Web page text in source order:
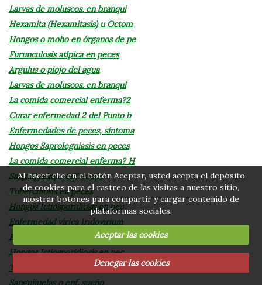
Larvas de moluscos. en branqui
Hexamita (Hexamitasis) u Octom
Hongos o moho en órganos de pe
Furunculosis atípica en peces
Argulus o piojo del agua
Larvas de moluscos. en branqui
La comida comercial enferma?2
Curar enfermedad 2 del Punto b
Enfermedades de peces, síntoma
Hongos Saprolegniasis en peces
La comida comercial enferma? H
Sanguijuelas o enf. sueño
Tuberculosis en peces
Hongos Ictiosporidiosis.en pec
Enfermedad vírica Iridovirium
Hongos Branquimicosis en peces
Hongos Ictiosporidiosis.en pec
Tuberculosis en peces
Sanguijuelas o enf. sueño
Al hacer clic en el botón Aceptar, usted acepta el depósito
de cookies para el rastreo de las visitas a nuestro sitio,
mostrar botones para compartir y cargar contenido de
plataformas sociales.
Aceptar las cookies
Denegar las cookies